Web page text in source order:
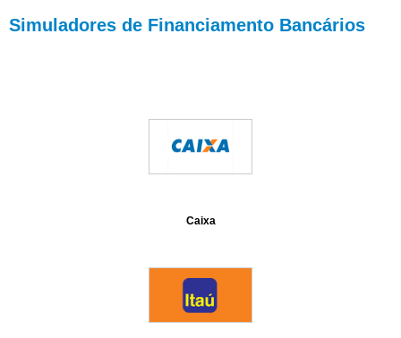
Simuladores de Financiamento Bancários
Caixa